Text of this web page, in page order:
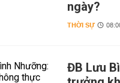
ngày?
THỜI SỰ
ĐB Lưu